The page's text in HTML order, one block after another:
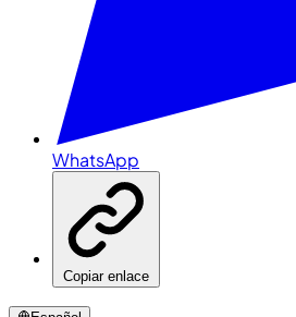
WhatsApp
Copiar enlace